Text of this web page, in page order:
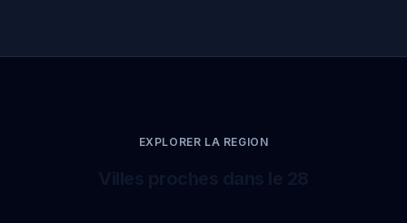
EXPLORER LA REGION